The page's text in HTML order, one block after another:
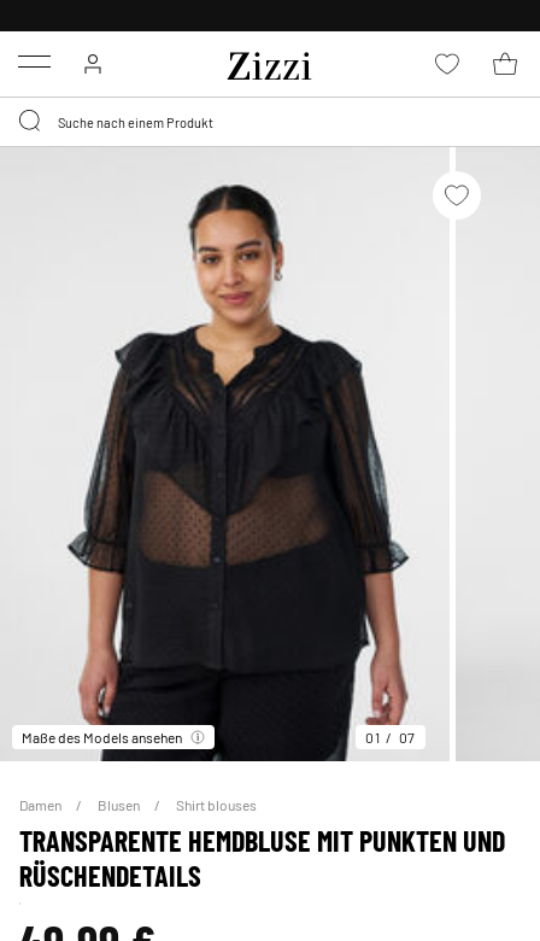
Menu
Maße des Models ansehen 01 07
Damen Blusen Shirt blouses
TRANSPARENTE HEMDBLUSE MIT PUNKTEN UND
RÜSCHENDETAILS